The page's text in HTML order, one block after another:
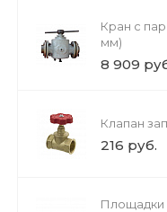
Кран с
мм)
8 909
Клапан
216 руб.
Площадки